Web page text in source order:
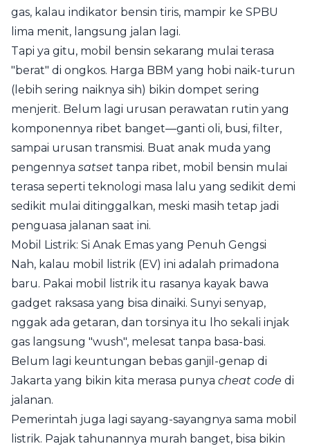
gas, kalau indikator bensin tiris, mampir ke SPBU
lima menit, langsung jalan lagi.
Tapi ya gitu, mobil bensin sekarang mulai terasa
"berat" di ongkos. Harga BBM yang hobi naik-turun
(lebih sering naiknya sih) bikin dompet sering
menjerit. Belum lagi urusan perawatan rutin yang
komponennya ribet banget—ganti oli, busi, filter,
sampai urusan transmisi. Buat anak muda yang
pengennya satset tanpa ribet, mobil bensin mulai
terasa seperti teknologi masa lalu yang sedikit demi
sedikit mulai ditinggalkan, meski masih tetap jadi
penguasa jalanan saat ini.
Mobil Listrik: Si Anak Emas yang Penuh Gengsi
Nah, kalau mobil listrik (EV) ini adalah primadona
baru. Pakai mobil listrik itu rasanya kayak bawa
gadget raksasa yang bisa dinaiki. Sunyi senyap,
nggak ada getaran, dan torsinya itu lho sekali injak
gas langsung "wush", melesat tanpa basa-basi.
Belum lagi keuntungan bebas ganjil-genap di
Jakarta yang bikin kita merasa punya cheat code di
jalanan.
Pemerintah juga lagi sayang-sayangnya sama mobil
listrik. Pajak tahunannya murah banget, bisa bikin